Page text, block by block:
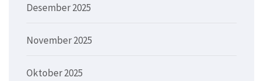
Desember 2025
November 2025
Oktober 2025